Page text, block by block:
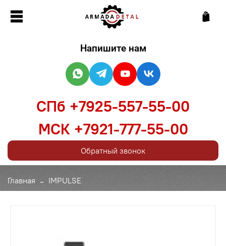
Главная IMPULSE
Напишите нам
СПб +7925-557-55-00
МСК +7921-777-55-00
Обратный звонок